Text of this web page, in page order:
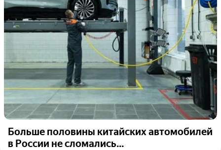
Больше половины китайских автомобилей
в России не сломались...